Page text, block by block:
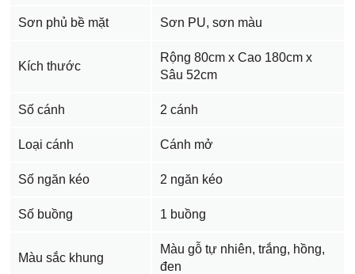
Sơn phủ bề mặt Sơn PU, sơn màu
Kích thước
Rộng 80cm x Cao 180cm x
Sâu 52cm
Số cánh 2 cánh
Loại cánh Cánh mở
Số ngăn kéo 2 ngăn kéo
Số buồng 1 buồng
Màu sắc khung
Màu gỗ tự nhiên, trắng, hồng,
đen